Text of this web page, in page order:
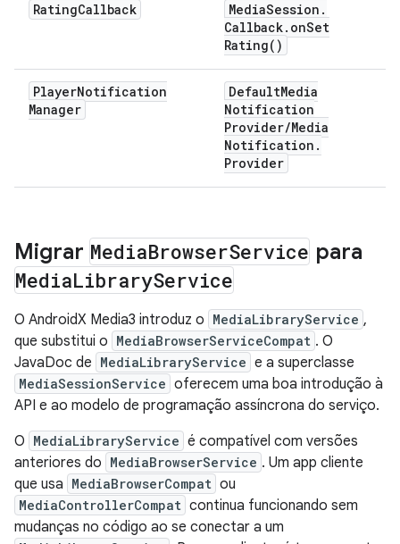
RatingCallback MediaSession .
Callback. onSet
Rating( )
PlayerNotification
Manager
DefaultMedia
Notification
Provider/Media
Notification .
Provider
Migrar MediaBrowserService para
MediaLibraryService
O AndroidX Media3 introduz o MediaLibraryService ,
que substitui o MediaBrowserServiceCompat . O
JavaDoc de MediaLibraryService e a superclasse
MediaSessionService oferecem uma boa introdução à
API e ao modelo de programação assíncrona do serviço.
O MediaLibraryService é compatível com versões
anteriores do MediaBrowserService . Um app cliente
que usa MediaBrowserCompat ou
MediaControllerCompat continua funcionando sem
mudanças no código ao se conectar a um